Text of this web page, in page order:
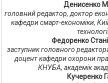
Денисенко
головний редактор, доктор
кафедри смарт-економіки,
Федоренко
заступник головного
доцент кафедри охорони
КНУБА, академік
Кучеренко